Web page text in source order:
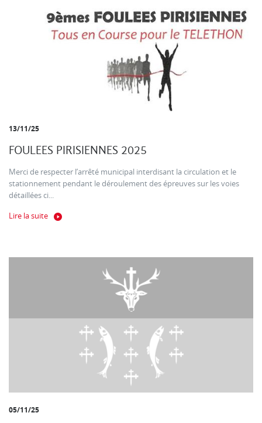
13/11/25
FOULEES PIRISIENNES 2025
Merci de respecter l’arrêté municipal interdisant la circulation et le
stationnement pendant le déroulement des épreuves sur les voies
détaillées ci...
Lire la suite
05/11/25